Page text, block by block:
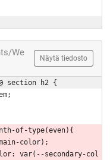
We
Näytä tiedosto
section h2 {
of-type(even){
main-color);